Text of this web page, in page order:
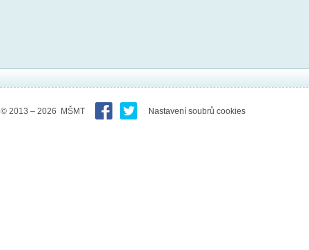
© 2013 – 2026 MŠMT Nastavení soubrů cookies